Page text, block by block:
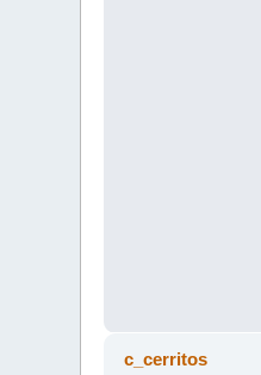
c_cerritos